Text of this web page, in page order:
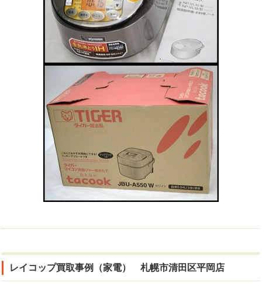
レイコップ買取事例（家電） 札幌市清田区平岡店